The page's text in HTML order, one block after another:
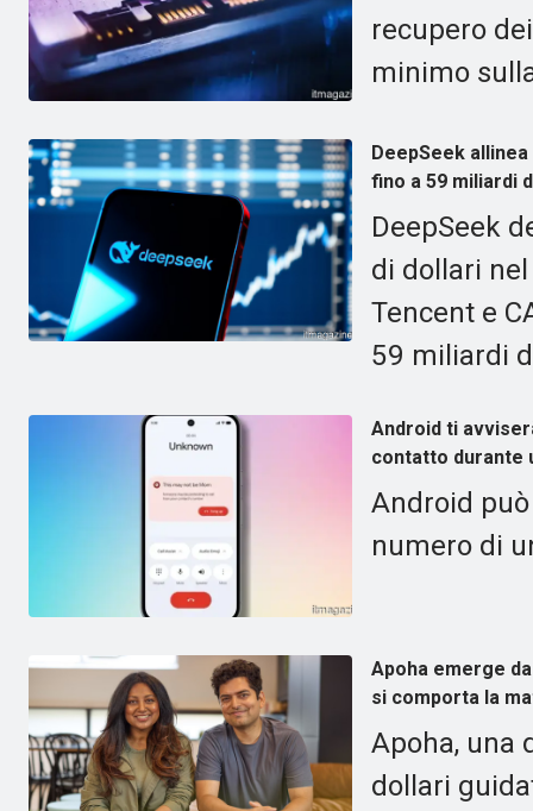
recupero
minimo
DeepSeek
fino a 59 miliardi
DeepSeek
di dollari
Tencent e
59 miliardi
Android ti
contatto durante
Android
numero di
Apoha emerge
si comporta la
Apoha, una
dollari